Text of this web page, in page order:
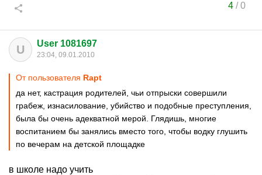
4/0
U User 1081697
23:04, 09.01.2010
От пользователя Rapt
да нет, кастрация родителей, чьи отпрыски совершили
грабеж, изнасилование, убийство и подобные преступления,
была бы очень адекватной мерой. Глядишь, многие
воспитанием бы занялись вместо того, чтобы водку глушить
по вечерам на детской площадке
в школе надо учить